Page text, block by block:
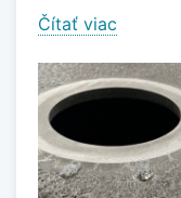
Čítať viac